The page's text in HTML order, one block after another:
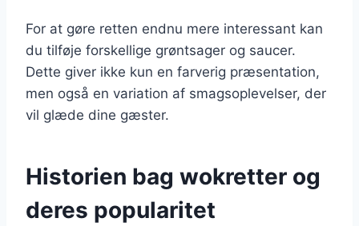
For at gøre retten endnu mere interessant kan
du tilføje forskellige grøntsager og saucer.
Dette giver ikke kun en farverig præsentation,
men også en variation af smagsoplevelser, der
vil glæde dine gæster.
Historien bag wokretter og
deres popularitet